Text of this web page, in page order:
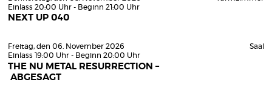
Einlass 20:00 Uhr - Beginn 21:00 Uhr
NEXT UP 040
Freitag, den 06. November 2026
Einlass 19:00 Uhr - Beginn 20:00 Uhr
THE NU METAL RESURRECTION –
ABGESAGT
Saal